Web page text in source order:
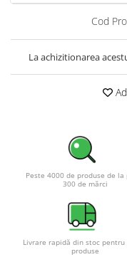
Cod
La achizitionarea
Peste 4000 de produse de la
300 de mărci
Livrare rapidă din stoc pentru
produse